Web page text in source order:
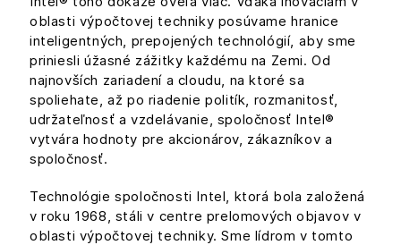
oblasti výpočtovej techniky posúvame hranice
inteligentných, prepojených technológií, aby sme
priniesli úžasné zážitky každému na Zemi. Od
najnovších zariadení a cloudu, na ktoré sa
spoliehate, až po riadenie politík, rozmanitosť,
udržateľnosť a vzdelávanie, spoločnosť Intel®
vytvára hodnoty pre akcionárov, zákazníkov a
spoločnosť.
Technológie spoločnosti Intel, ktorá bola založená
v roku 1968, stáli v centre prelomových objavov v
oblasti výpočtovej techniky. Sme lídrom v tomto